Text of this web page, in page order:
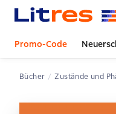
Promo-Code
Bücher Zustände und Phänomene der